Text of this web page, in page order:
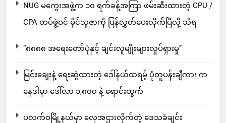
NUG မကွေးအဖွဲ့က ၁၀ ရက်ခန့်အကြာ ဖမ်းဆီးထားတဲ့ CPU /
CPA တပ်ဖွဲ့ဝင် မိုင်သူဇာကို ပြန်လွှတ်ပေးလိုက်ပြီလို့ သိရ
“၈၈၈၈ အရေးတော်ပုံနှင့် ချင်းလူမျိုးများလှုပ်ရှားမှု”
မြင်းချေးနဲ့ ရေးဆွဲထားတဲ့ ဒေါ်နယ်ထရမ့် ပုံတူပန်းချီကား က
နေဒါမှာ ဒေါ်လာ ၁,၈၀၀ နဲ့ ရောင်းထွက်
ပလက်ဝမြို့နယ်မှာ လှေအဌားလိုက်တဲ့ ဒေသခံချင်း